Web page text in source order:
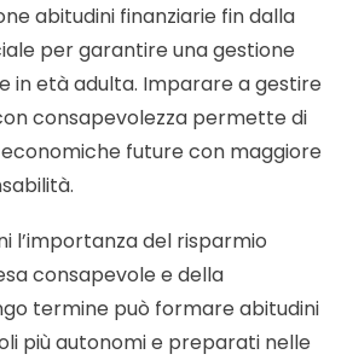
abitudini finanziarie fin dalla
per garantire una gestione
in età adulta. Imparare a gestire
consapevolezza permette di
future con maggiore
l’importanza del risparmio
consapevole e della
termine può formare abitudini
più autonomi e preparati nelle